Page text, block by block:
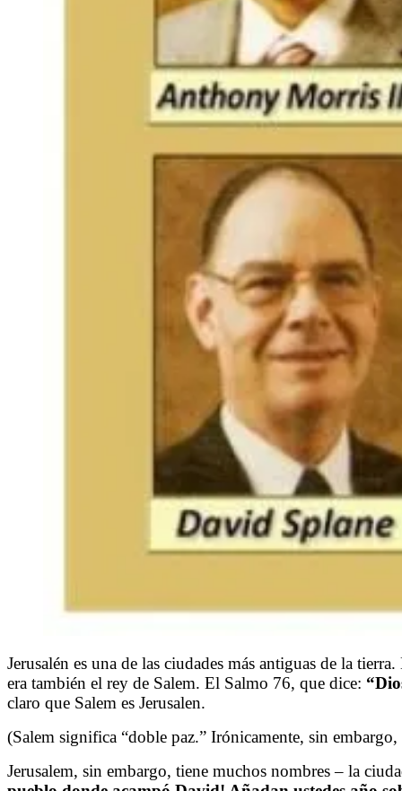
Jerusalén es una de las ciudades más antiguas de la
era también el rey de Salem. El Salmo 76, que dice: “
claro que Salem es Jerusalen.
(Salem significa “doble paz.” Irónicamente, sin
Jerusalem, sin embargo, tiene muchos nombres – la